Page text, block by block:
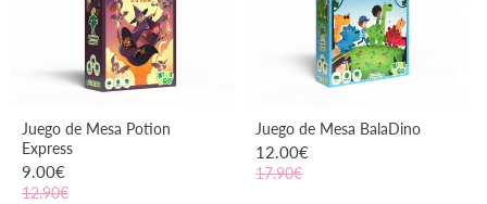
Juego de Mesa Potion
Express
9.00€
12.90€
Juego de Mesa BalaDino
12.00€
17.90€